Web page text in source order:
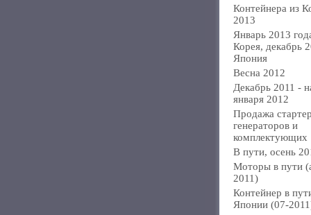
Контейнера из
2013
Январь 2013
Корея, декабрь
Япония
Весна 2012
Декабрь 2011 -
января 2012
Продажа
генераторов и
комплектующих
В пути, осень
Моторы в пути
2011)
Контейнер в
Японии (07-